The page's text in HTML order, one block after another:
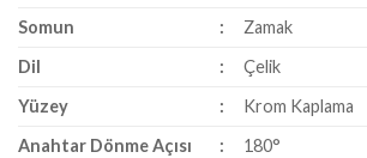
Somun
:
Zamak
Dil
:
Çelik
Yüzey
:
Krom Kaplama
Anahtar Dönme Açısı
: 180°